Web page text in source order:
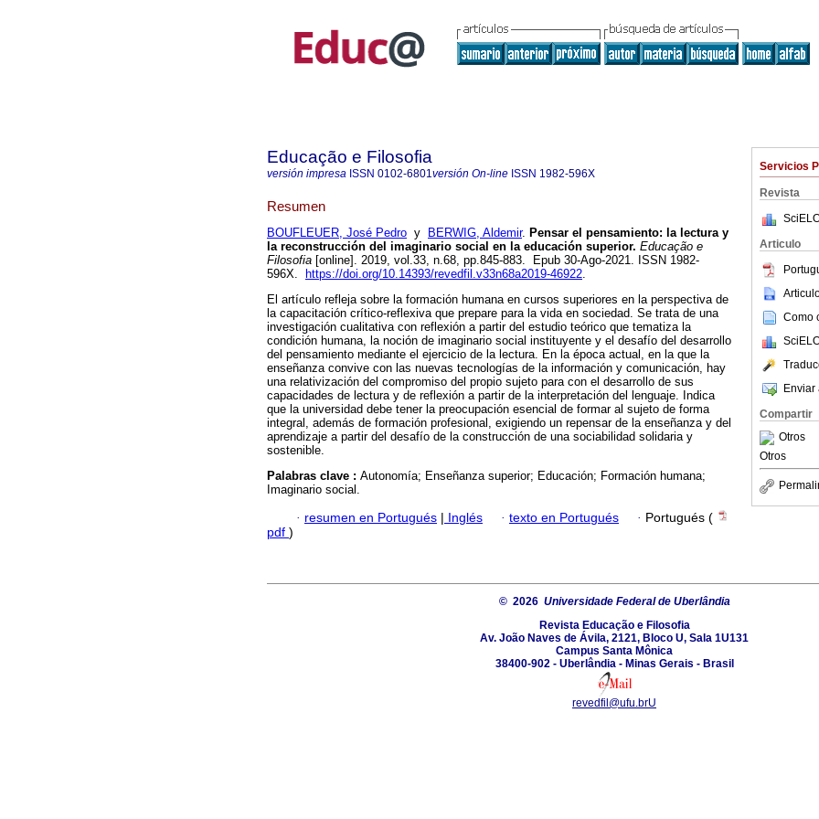
Servicios
Revista
Articulo
Como
Enviar
Compartir
Otros
Otros
Educação e Filosofia
versión impresa ISSN 0102-6801versión On-line ISSN 1982-596X
Resumen
BOUFLEUER, José Pedro y BERWIG, Aldemir. Pensar el pensamiento: la lectura y
la reconstrucción del imaginario social en la educación superior. Educação e
Filosofia [online]. 2019, vol.33, n.68, pp.845-883. Epub 30-Ago-2021. ISSN 1982-
596X.
https://doi.org/10.14393/revedfil.v33n68a2019-46922.
El artículo refleja sobre la formación humana en cursos superiores en la perspectiva de
la capacitación crítico-reflexiva que prepare para la vida en sociedad. Se trata de una
investigación cualitativa con reflexión a partir del estudio teórico que tematiza la
condición humana, la noción de imaginario social instituyente y el desafío del desarrollo
del pensamiento mediante el ejercicio de la lectura. En la época actual, en la que la
enseñanza convive con las nuevas tecnologías de la información y comunicación, hay
una relativización del compromiso del propio sujeto para con el desarrollo de sus
capacidades de lectura y de reflexión a partir de la interpretación del lenguaje. Indica
que la universidad debe tener la preocupación esencial de formar al sujeto de forma
integral, además de formación profesional, exigiendo un repensar de la enseñanza y del
aprendizaje a partir del desafío de la construcción de una sociabilidad solidaria y
sostenible.
Palabras clave : Autonomía; Enseñanza superior; Educación; Formación humana;
Imaginario social.
· resumen en Portugués | Inglés · texto en Portugués · Portugués (
pdf )
© 2026 Universidade Federal de Uberlândia
Revista Educação e Filosofia
Av. João Naves de Ávila, 2121, Bloco U, Sala 1U131
Campus Santa Mônica
38400-902 - Uberlândia - Minas Gerais - Brasil
revedfil@ufu.brU